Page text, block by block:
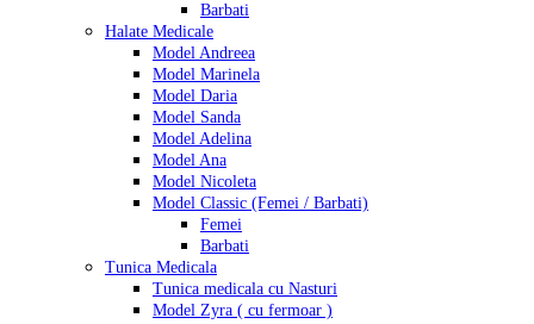
Barbati
Halate Medicale
Model Andreea
Model Marinela
Model Daria
Model Sanda
Model Adelina
Model Ana
Model Nicoleta
Model Classic (Femei / Barbati)
Femei
Barbati
Tunica Medicala
Tunica medicala cu Nasturi
Model Zyra ( cu fermoar )